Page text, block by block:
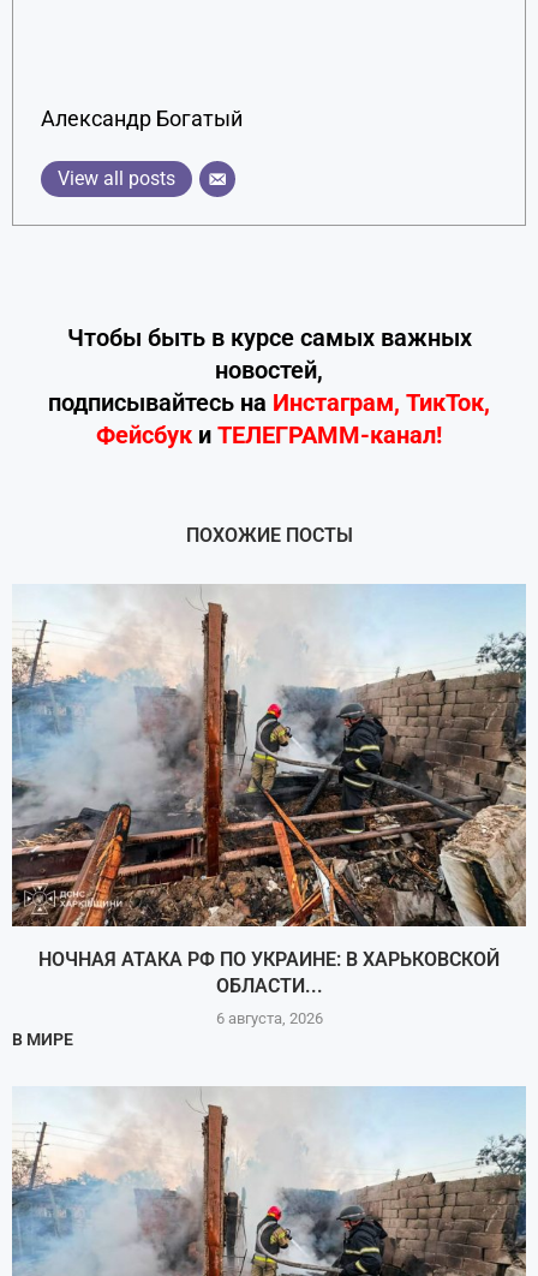
Александр Богатый
View all posts
Чтобы быть в курсе самых важных
новостей,
подписывайтесь на Инстаграм, ТикТок,
Фейсбук и ТЕЛЕГРАММ-канал!
ПОХОЖИЕ ПОСТЫ
НОЧНАЯ АТАКА РФ ПО УКРАИНЕ: В ХАРЬКОВСКОЙ
ОБЛАСТИ...
6 августа, 2026
В МИРЕ